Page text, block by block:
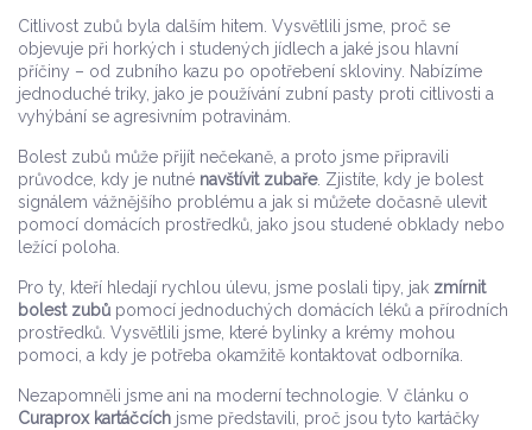
Citlivost zubů byla dalším hitem. Vysvětlili jsme, proč se
objevuje při horkých i studených jídlech a jaké jsou hlavní
příčiny – od zubního kazu po opotřebení skloviny. Nabízíme
jednoduché triky, jako je používání zubní pasty proti citlivosti a
vyhýbání se agresivním potravinám.
Bolest zubů může přijít nečekaně, a proto jsme připravili
průvodce, kdy je nutné navštívit zubaře. Zjistíte, kdy je bolest
signálem vážnějšího problému a jak si můžete dočasně ulevit
pomocí domácích prostředků, jako jsou studené obklady nebo
ležící poloha.
Pro ty, kteří hledají rychlou úlevu, jsme poslali tipy, jak zmírnit
bolest zubů pomocí jednoduchých domácích léků a přírodních
prostředků. Vysvětlili jsme, které bylinky a krémy mohou
pomoci, a kdy je potřeba okamžitě kontaktovat odborníka.
Nezapomněli jsme ani na moderní technologie. V článku o
Curaprox kartáčcích jsme představili, proč jsou tyto kartáčky